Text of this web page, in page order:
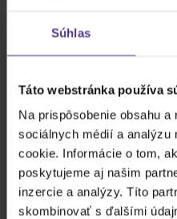
Súhlas
Táto webstránka používa
Na prispôsobenie obsahu
sociálnych médií a analýzu
cookie. Informácie o tom,
poskytujeme aj našim
inzercie a analýzy. Títo
skombinovať s ďalšími
Kabát:
Mišík
roky